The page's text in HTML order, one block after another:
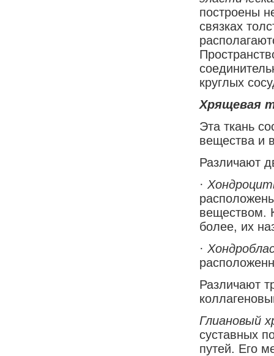
построены
связках
круглых
Хрящевая
Эта ткань
вещества и
Различают
·
веществом.
более, их
·
Различают
Глиановый
суставных
путей. Его